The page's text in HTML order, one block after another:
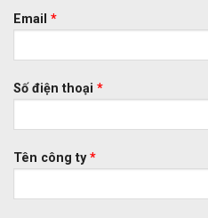
Email *
Số điện thoại *
Tên công ty*